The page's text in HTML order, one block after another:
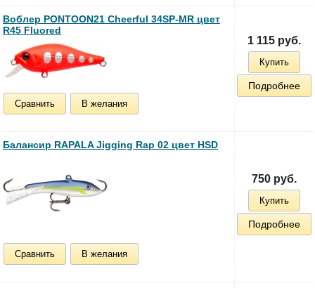
Воблер PONTOON21 Cheerful 34SP-MR цвет
R45 Fluored
Сравнить В желания
1 115 руб.
Купить
Подробнее
Балансир RAPALA Jigging Rap 02 цвет HSD
Сравнить В желания
750 руб.
Купить
Подробнее